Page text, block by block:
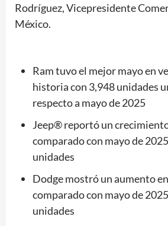
Rodríguez, Vicepresidente
México.
Ram tuvo el mejor mayo en
historia con 3,948 unidades
respecto a mayo de 2025
Jeep® reportó un
comparado con mayo de
unidades
Dodge mostró un aumento
comparado con mayo de
unidades